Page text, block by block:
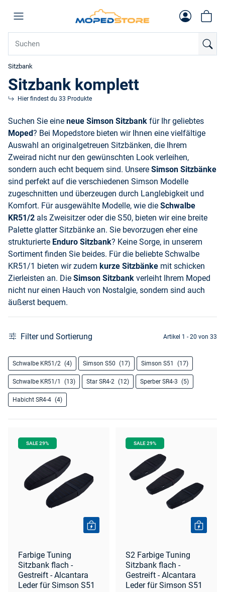
Sitzbank
Sitzbank komplett
Hier findest du 33 Produkte
Suchen Sie eine neue Simson Sitzbank für Ihr geliebtes
Moped? Bei Mopedstore bieten wir Ihnen eine vielfältige
Auswahl an originalgetreuen Sitzbänken, die Ihrem
Zweirad nicht nur den gewünschten Look verleihen,
sondern auch echt bequem sind. Unsere Simson Sitzbänke
sind perfekt auf die verschiedenen Simson Modelle
zugeschnitten und überzeugen durch Langlebigkeit und
Komfort. Für ausgewählte Modelle, wie die Schwalbe
KR51/2 als Zweisitzer oder die S50, bieten wir eine breite
Palette glatter Sitzbänke an. Sie bevorzugen eher eine
strukturierte Enduro Sitzbank? Keine Sorge, in unserem
Sortiment finden Sie beides. Für die beliebte Schwalbe
KR51/1 bieten wir zudem kurze Sitzbänke mit schicken
Zierleisten an. Die Simson Sitzbank verleiht Ihrem Moped
nicht nur einen Hauch von Nostalgie, sondern sind auch
äußerst bequem.
Filter und Sortierung Artikel 1 - 20 von 33
Schwalbe KR51/2 (4) Simson S50 (17) Simson S51 (17)
Schwalbe KR51/1 (13) Star SR4-2 (12) Sperber SR4-3 (5)
Habicht SR4-4 (4)
SALE 29%
Farbige Tuning
Sitzbank flach -
Gestreift - Alcantara
Leder für Simson S51
SALE 29%
S2 Farbige Tuning
Sitzbank flach -
Gestreift - Alcantara
Leder für Simson S51